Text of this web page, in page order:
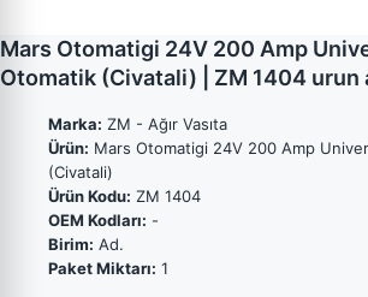
Mars Otomatigi 24V 200 Amp
Otomatik (Civatali) | ZM 1404 urun
Marka: ZM - Ağır Vasıta
Ürün: Mars Otomatigi 24V 200 Amp
(Civatali)
Ürün Kodu: ZM 1404
OEM Kodları: -
Birim: Ad.
Paket Miktarı: 1